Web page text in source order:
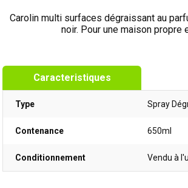
Carolin multi surfaces dégraissant au
noir. Pour une maison propre
Caracteristiques
Type Spray
Contenance 650ml
Conditionnement Vendu à